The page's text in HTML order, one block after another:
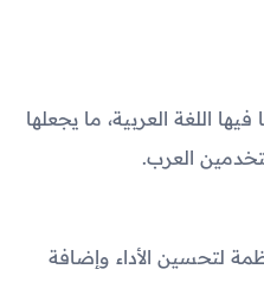
اللغة العربية، ما يجعلها
العرب.
لتحسين الأداء وإضافة